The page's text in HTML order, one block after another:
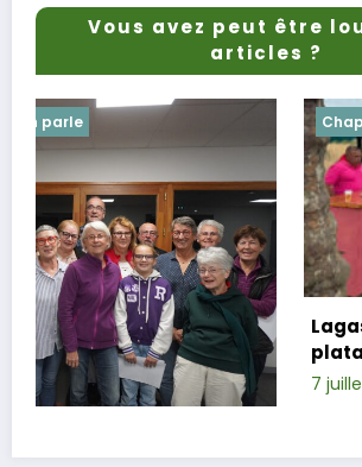
Vous avez peut être
articles ?
Evenements
Lagastet : le repas
platanes
7 juillet 2025 Xavier D.